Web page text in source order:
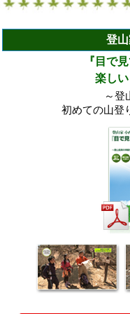
登
『目で
楽し
～登
初めての山登